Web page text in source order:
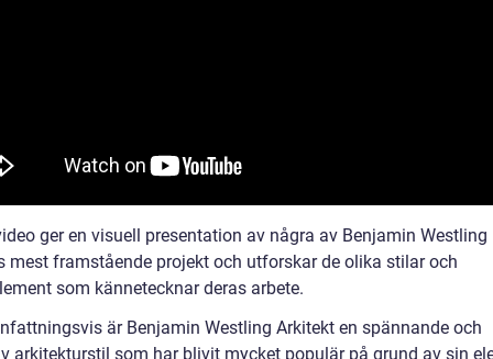
ger en visuell presentation av några av Benjamin Westling
mest framstående projekt och utforskar de olika stilar och
som kännetecknar deras arbete.
är Benjamin Westling Arkitekt en spännande och
arkitekturstil som har blivit mycket populär på grund av sin